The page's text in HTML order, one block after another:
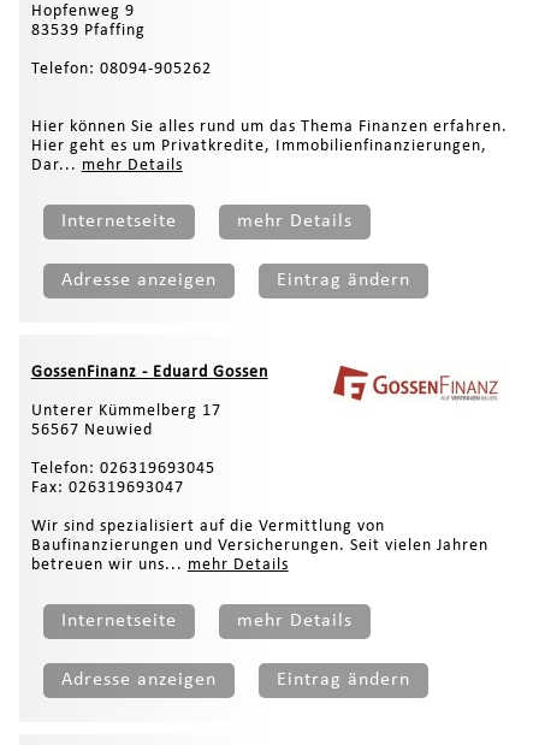
Hopfenweg 9
83539 Pfaffing
Telefon: 08094-905262
Hier können Sie alles rund um das Thema Finanzen erfahren.
Hier geht es um Privatkredite, Immobilienfinanzierungen,
Dar... mehr Details
Internetseite mehr Details
Adresse anzeigen Eintrag ändern
GossenFinanz - Eduard Gossen
Unterer Kümmelberg 17
56567 Neuwied
Telefon: 026319693045
Fax: 026319693047
Wir sind spezialisiert auf die Vermittlung von
Baufinanzierungen und Versicherungen. Seit vielen Jahren
betreuen wir uns... mehr Details
Internetseite mehr Details
Adresse anzeigen Eintrag ändern